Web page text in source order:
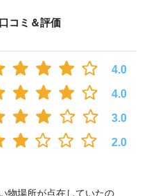
コミ＆評価
4.0
4.0
3.0
2.0
物場所が点在していたの